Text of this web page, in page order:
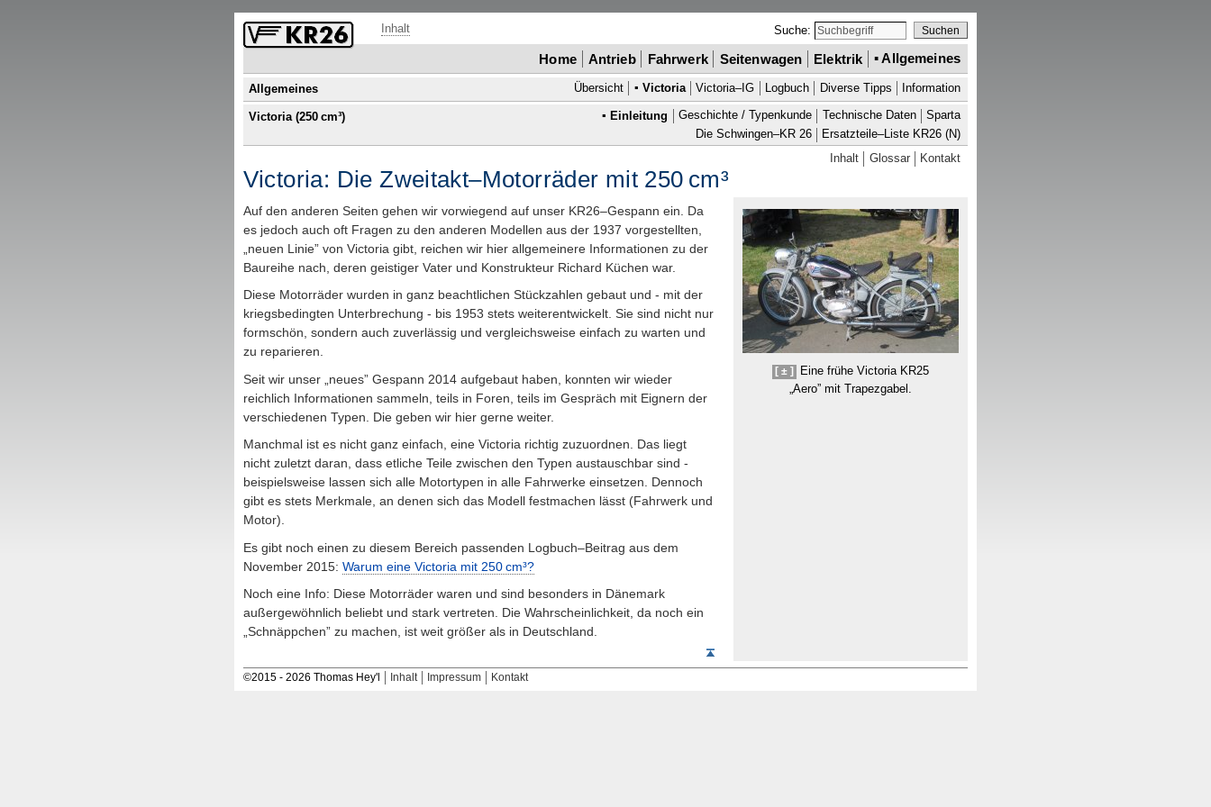
Inhalt Suche:
Home Antrieb Fahrwerk Seitenwagen Elektrik ▪ Allgemeines
Allgemeines Übersicht ▪ Victoria Victoria–IG Logbuch Diverse Tipps Information
Victoria (250cm³) ▪ Einleitung Geschichte / Typenkunde Technische Daten
Sparta
Die Schwingen–KR26 Ersatzteile–Liste KR26 (N)
Inhalt
Glossar Kontakt
Victoria: Die Zweitakt–Motorräder mit 250 cm³
Auf den anderen Seiten gehen wir vorwiegend auf unser KR26–Gespann ein. Da
es jedoch auch oft Fragen zu den anderen Modellen aus der 1937 vorgestellten,
„neuen Linie” von Victoria gibt, reichen wir hier allgemeinere Informationen zu der
Baureihe nach, deren geistiger Vater und Konstrukteur Richard Küchen war.
Diese Motorräder wurden in ganz beachtlichen Stückzahlen gebaut und - mit der
kriegsbedingten Unterbrechung - bis 1953 stets weiterentwickelt. Sie sind nicht nur
formschön, sondern auch zuverlässig und vergleichs­weise einfach zu warten und
zu reparieren.
Seit wir unser „neues” Gespann 2014 aufgebaut haben, konnten wir wieder
reichlich Informationen sammeln, teils in Foren, teils im Gespräch mit Eignern der
verschiedenen Typen. Die geben wir hier gerne weiter.
Manchmal ist es nicht ganz einfach, eine Victoria richtig zuzuordnen. Das liegt
nicht zuletzt daran, dass etliche Teile zwischen den Typen aus­tauschbar sind -
beispielsweise lassen sich alle Motortypen in alle Fahrwerke einsetzen. Dennoch
gibt es stets Merkmale, an denen sich das Modell festmachen lässt (Fahrwerk und
Motor).
Es gibt noch einen zu diesem Bereich passenden Logbuch–Beitrag aus dem
November 2015: Warum eine Victoria mit 250 cm³?
Noch eine Info: Diese Motorräder waren und sind besonders in Dänemark
außergewöhnlich beliebt und stark vertreten. Die Wahrscheinlichkeit, da noch ein
„Schnäppchen” zu machen, ist weit größer als in Deutschland.
[ ± ] Eine frühe Victoria KR25
„Aero” mit Trapezgabel .
©2015 - 2026 Thomas Hey'l Inhalt Impressum Kontakt